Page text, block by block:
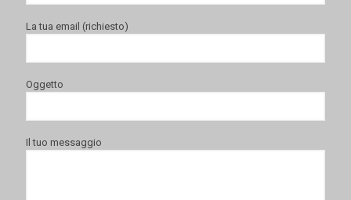
La tua email (richiesto)
Oggetto
Il tuo messaggio